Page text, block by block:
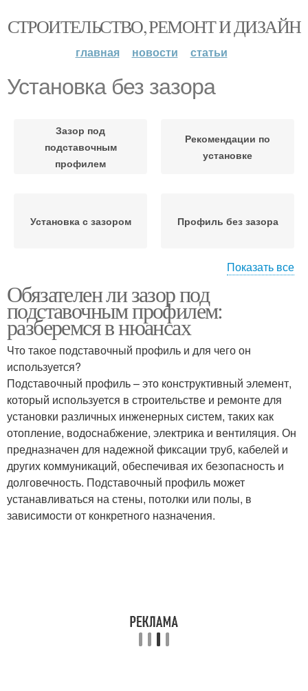
СТРОИТЕЛЬСТВО, РЕМОНТ И ДИЗАЙН
главная новости статьи
Установка без зазора
Зазор под
подставочным
профилем
Рекомендации по
установке
Установка с зазором Профиль без зазора
Обязательный зазор Зазор на прочность
Показать все
Обязателен ли зазор под
подставочным профилем:
разберемся в нюансах
Что такое подставочный профиль и для чего он
используется?
Подставочный профиль – это конструктивный элемент,
который используется в строительстве и ремонте для
установки различных инженерных систем, таких как
отопление, водоснабжение, электрика и вентиляция. Он
предназначен для надежной фиксации труб, кабелей и
других коммуникаций, обеспечивая их безопасность и
долговечность. Подставочный профиль может
устанавливаться на стены, потолки или полы, в
зависимости от конкретного назначения.